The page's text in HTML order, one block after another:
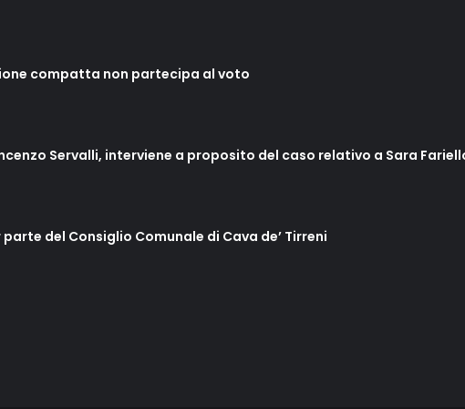
compatta non partecipa al voto
Servalli, interviene a proposito del caso relativo a Sara
del Consiglio Comunale di Cava de’ Tirreni